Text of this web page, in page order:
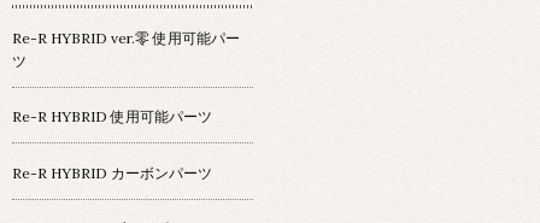
Re-R HYBRID ver.零 使用可能パー
ツ
Re-R HYBRID 使用可能パーツ
Re-R HYBRID カーボンパーツ